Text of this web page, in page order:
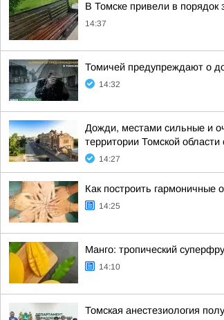
В Томске привели в
14:37
Томичей предупреждают о
14:32
Дожди, местами сильные и
территории Томской
14:27
Как построить гармоничные
14:25
Манго: тропический
14:10
Томская анестезиология